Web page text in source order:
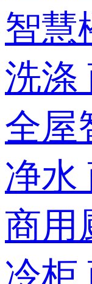
智慧
洗涤
全屋
净水
商用
冷柜